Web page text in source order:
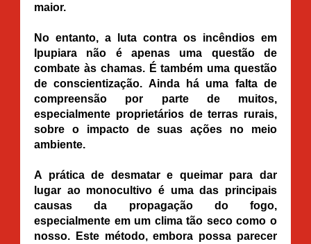
maior.
No entanto, a luta contra os incêndios em
Ipupiara não é apenas uma questão de
combate às chamas. É também uma questão
de conscientização. Ainda há uma falta de
compreensão por parte de muitos,
especialmente proprietários de terras rurais,
sobre o impacto de suas ações no meio
ambiente.
A prática de desmatar e queimar para dar
lugar ao monocultivo é uma das principais
causas da propagação do fogo,
especialmente em um clima tão seco como o
nosso. Este método, embora possa parecer